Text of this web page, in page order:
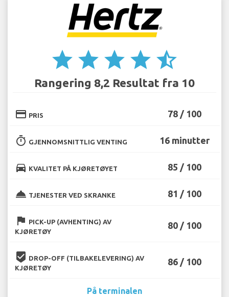
star star star star star_half
Rangering 8,2 Resultat fra 10
credit_card PRIS 78 / 100
timer GJENNOMSNITTLIG VENTING 16 minutter
directions_car KVALITET PÅ KJØRETØYET 85 / 100
room_service TJENESTER VED SKRANKE 81 / 100
flag PICK-UP (AVHENTING) AV
KJØRETØY
80 / 100
beenhere DROP-OFF (TILBAKELEVERING) AV
KJØRETØY
86 / 100
På terminalen